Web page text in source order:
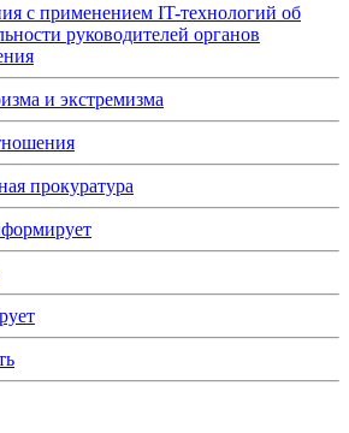
с применением IT-технологий об
руководителей органов
и экстремизма
прокуратура